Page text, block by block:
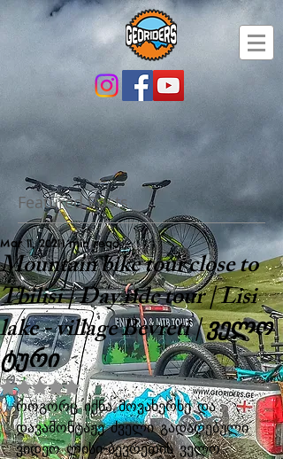
Featured Posts
Mountain bike tour close to
Tbilisi | Day ride tour | Lisi
lake - village Bevreti | ველო
ტური
Mar 11, 20211 min read
Rated NaN out of 5 stars.
როგორც იქნა მოვახერხე და
დავამონტაჟე ძველი გადაღებული
ვიდეო ლისი-ბევრეთის ველო